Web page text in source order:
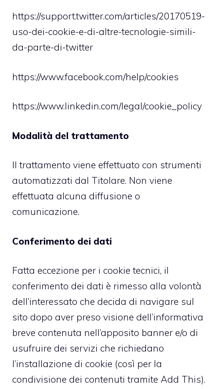
https://support.twitter.com/articles/20170519-
uso-dei-cookie-e-di-altre-tecnologie-simili-
da-parte-di-twitter
https://www.facebook.com/help/cookies
https://www.linkedin.com/legal/cookie_policy
Modalità del trattamento
Il trattamento viene effettuato con strumenti
automatizzati dal Titolare. Non viene
effettuata alcuna diffusione o
comunicazione.
Conferimento dei dati
Fatta eccezione per i cookie tecnici, il
conferimento dei dati è rimesso alla volontà
dell’interessato che decida di navigare sul
sito dopo aver preso visione dell’informativa
breve contenuta nell’apposito banner e/o di
usufruire dei servizi che richiedano
l’installazione di cookie (così per la
condivisione dei contenuti tramite Add This).